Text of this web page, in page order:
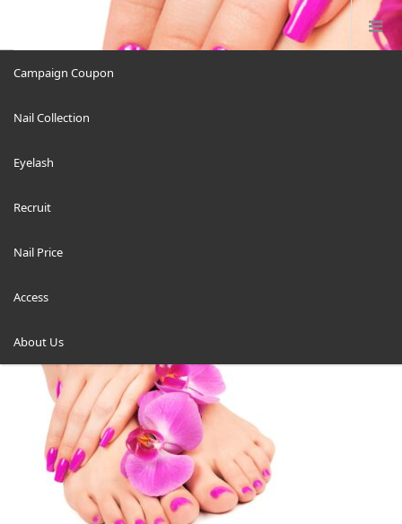
Campaign Coupon
Nail Collection
Eyelash
Recruit
Nail Price
Access
About Us
ハンドフットワンカラー
ホーム